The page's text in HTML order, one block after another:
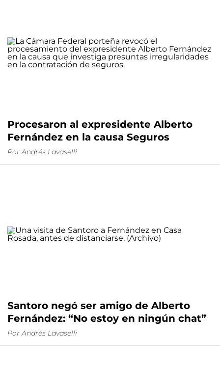
Procesaron al expresidente Alberto
Fernández en la causa Seguros
Por Andrés Lavaselli
Santoro negó ser amigo de Alberto
Fernández: “No estoy en ningún chat”
Por Andrés Lavaselli